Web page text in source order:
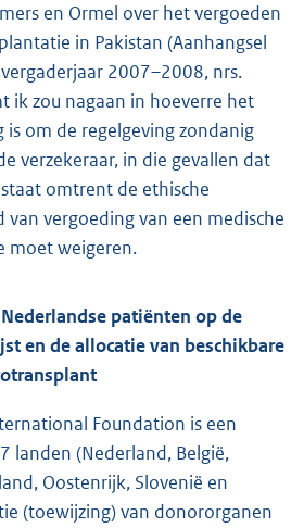
en Ormel over het vergoeden
in Pakistan (Aanhangsel
2007–2008, nrs.
ik zou nagaan in hoeverre het
om de regelgeving zondanig
verzekeraar, in die gevallen dat
omtrent de ethische
van vergoeding van een medische
moet weigeren.
patiënten op de
en de allocatie van beschikbare
Foundation is een
landen (Nederland, België,
Oostenrijk, Slovenië en
(toewijzing) van donororganen